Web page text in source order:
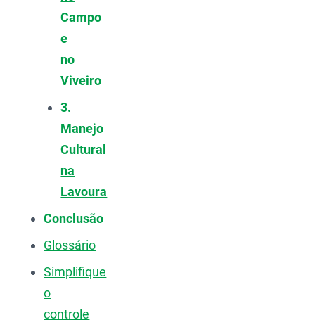
Campo
e
no
Viveiro
3.
Manejo
Cultural
na
Lavoura
Conclusão
Glossário
Simplifique
o
controle